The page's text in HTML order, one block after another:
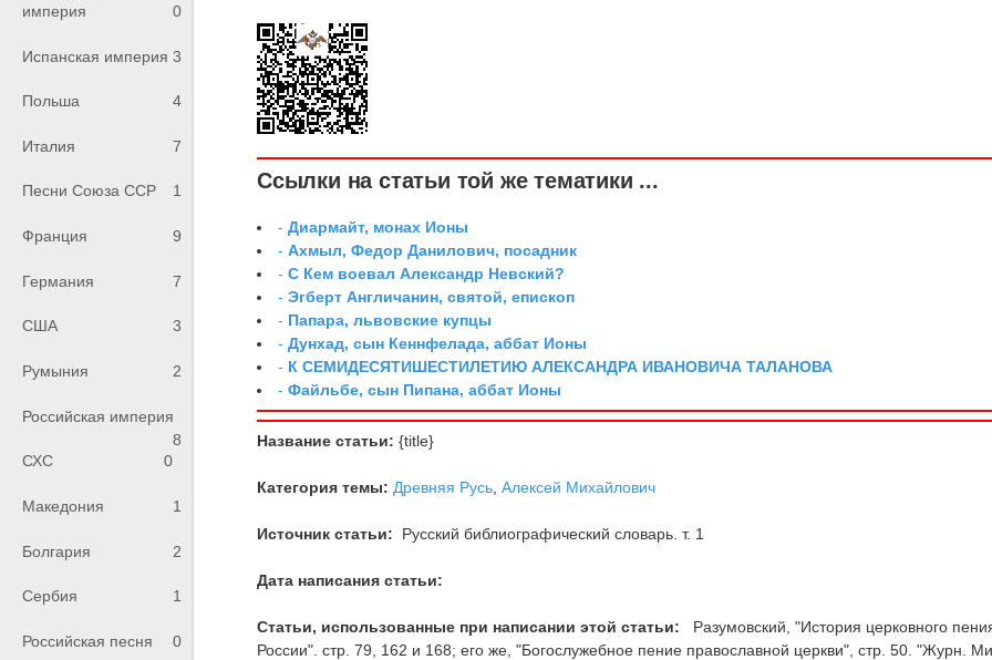
империя
0
Испанская империя 3
Польша 4
Италия 7
Песни Союза ССР 1
Франция 9
Германия 7
США 3
Румыния 2
Российская империя
8
СХС
0
Македония 1
Болгария 2
Сербия 1
Российская песня 0
Ссылки на статьи той же тематики ...
-Диармайт, монах Ионы
-Ахмыл, Федор Данилович, посадник
-С Кем воевал Александр Невский?
-Эгберт Англичанин, святой, епископ
- Папара, львовские купцы
-Дунхад, сын Кеннфелада, аббат Ионы
- К СЕМИДЕСЯТИШЕСТИЛЕТИЮ АЛЕКСАНДРА ИВАНОВИЧА ТАЛАНОВА
-Файльбе, сын Пипана, аббат Ионы
Название статьи: {title}
Категория темы: Древняя Русь ,Алексей Михайлович
Источник статьи: Русский библиографический словарь. т. 1
Дата написания статьи:
Статьи, использованные при написании этой статьи:
Разумовский, "История церковного
России". стр. 79, 162 и 168; его же, "Богослужебное пение православной церкви", стр. 50. "Журн.